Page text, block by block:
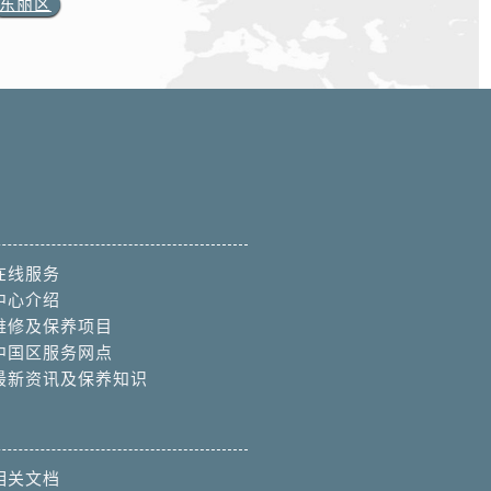
东丽区
线服务
心介绍
修及保养项目
国区服务网点
新资讯及保养知识
关文档